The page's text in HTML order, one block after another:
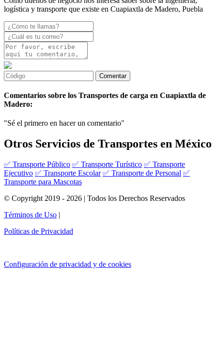
logística y transporte que existe en Cuapiaxtla de Madero, Puebla
Comentarios sobre los Transportes de carga en Cuapiaxtla de
Madero:
"Sé el primero en hacer un comentario"
Otros Servicios de Transportes en México
✅ Transporte Público ✅ Transporte Turístico ✅ Transporte
Ejecutivo ✅ Transporte Escolar ✅ Transporte de Personal ✅
Transporte para Mascotas
© Copyright 2019 - 2026 | Todos los Derechos Reservados
Términos de Uso |
Políticas de Privacidad
Configuración de privacidad y de cookies